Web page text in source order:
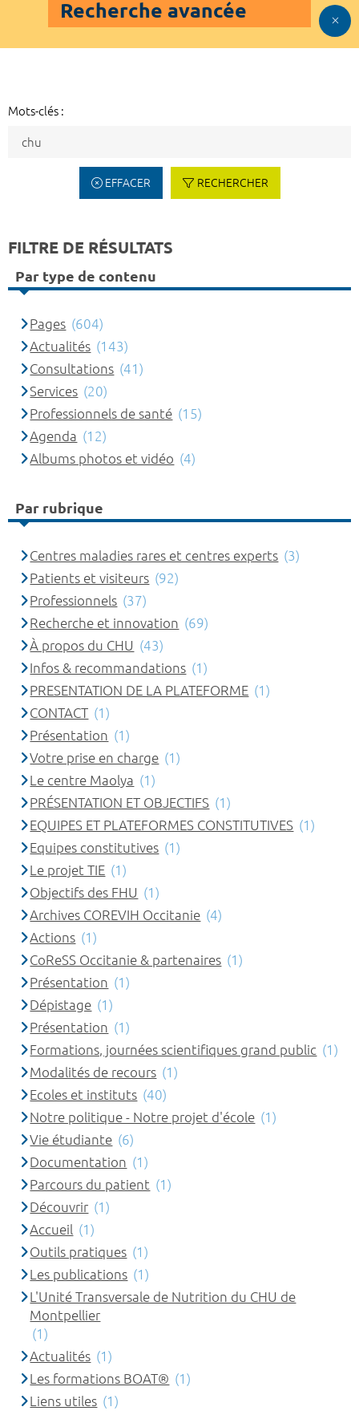
Recherche avancée
Mots-clés :
EFFACER RECHERCHER
FILTRE DE RÉSULTATS
Par type de contenu
Pages (604)
Actualités (143)
Consultations (41)
Services (20)
Professionnels de santé (15)
Agenda (12)
Albums photos et vidéo (4)
Par rubrique
Centres maladies rares et centres experts (3)
Patients et visiteurs (92)
Professionnels (37)
Recherche et innovation (69)
À propos du CHU (43)
Infos & recommandations (1)
PRESENTATION DE LA PLATEFORME (1)
CONTACT (1)
Présentation (1)
Votre prise en charge (1)
Le centre Maolya (1)
PRÉSENTATION ET OBJECTIFS (1)
EQUIPES ET PLATEFORMES CONSTITUTIVES (1)
Equipes constitutives (1)
Le projet TIE (1)
Objectifs des FHU (1)
Archives COREVIH Occitanie (4)
Actions (1)
CoReSS Occitanie & partenaires (1)
Présentation (1)
Dépistage (1)
Présentation (1)
Formations, journées scientifiques grand public (1)
Modalités de recours (1)
Ecoles et instituts (40)
Notre politique - Notre projet d'école (1)
Vie étudiante (6)
Documentation (1)
Parcours du patient (1)
Découvrir (1)
Accueil (1)
Outils pratiques (1)
Les publications (1)
L'Unité Transversale de Nutrition du CHU de
Montpellier
(1)
Actualités (1)
Les formations BOAT® (1)
Liens utiles (1)